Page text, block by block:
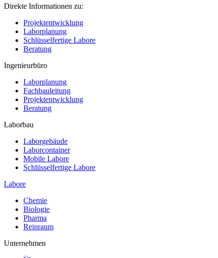
Direkte Informationen zu:
Projektentwicklung
Laborplanung
Schlüsselfertige Labore
Beratung
Ingenieurbüro
Laborplanung
Fachbauleitung
Projektentwicklung
Beratung
Laborbau
Laborgebäude
Laborcontainer
Mobile Labore
Schlüsselfertige Labore
Labore
Chemie
Biologie
Pharma
Reinraum
Unternehmen